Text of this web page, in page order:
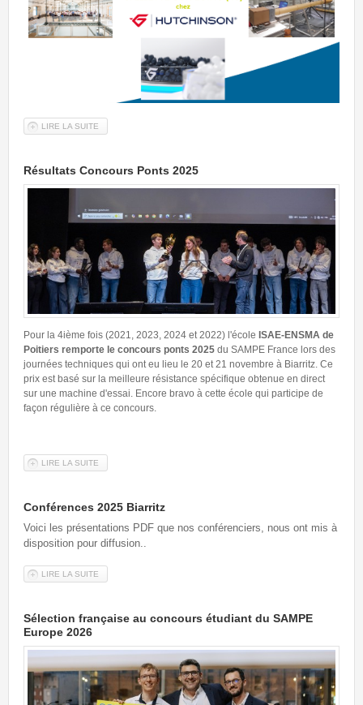
LIRE LA SUITE
Résultats Concours Ponts 2025
Pour la 4ième fois (2021, 2023, 2024 et 2022) l'école ISAE-ENSMA de
Poitiers remporte le concours ponts 2025 du SAMPE France lors des
journées techniques qui ont eu lieu le 20 et 21 novembre à Biarritz. Ce
prix est basé sur la meilleure résistance spécifique obtenue en direct
sur une machine d'essai. Encore bravo à cette école qui participe de
façon régulière à ce concours.
LIRE LA SUITE
Conférences 2025 Biarritz
Voici les présentations PDF que nos conférenciers, nous ont mis à
disposition pour diffusion..
LIRE LA SUITE
Sélection française au concours étudiant du SAMPE
Europe 2026